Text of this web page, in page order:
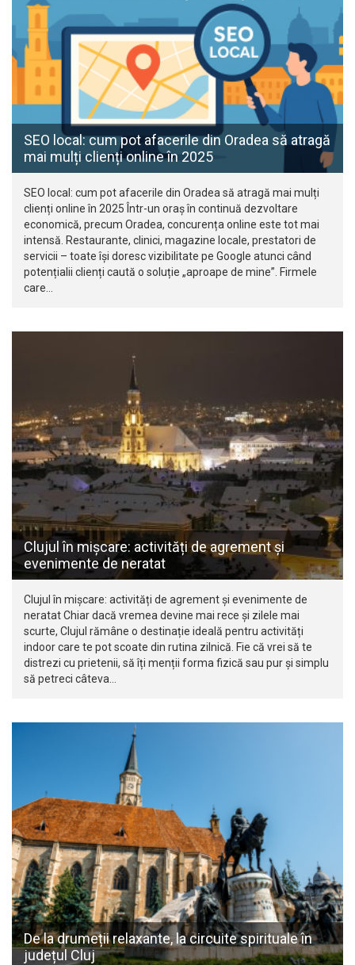
SEO local: cum pot afacerile din Oradea să atragă
mai mulți clienți online în 2025
SEO local: cum pot afacerile din Oradea să atragă mai mulți
clienți online în 2025 Într-un oraș în continuă dezvoltare
economică, precum Oradea, concurența online este tot mai
intensă. Restaurante, clinici, magazine locale, prestatori de
servicii – toate își doresc vizibilitate pe Google atunci când
potențialii clienți caută o soluție „aproape de mine”. Firmele
care…
Clujul în mișcare: activități de agrement și
evenimente de neratat
Clujul în mișcare: activități de agrement și evenimente de
neratat Chiar dacă vremea devine mai rece și zilele mai
scurte, Clujul rămâne o destinație ideală pentru activități
indoor care te pot scoate din rutina zilnică. Fie că vrei să te
distrezi cu prietenii, să îți menții forma fizică sau pur și simplu
să petreci câteva…
De la drumeții relaxante, la circuite spirituale în
județul Cluj